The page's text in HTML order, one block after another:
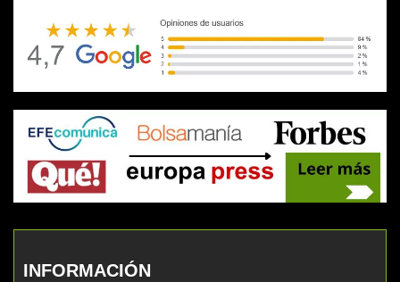
INFORMACIÓN